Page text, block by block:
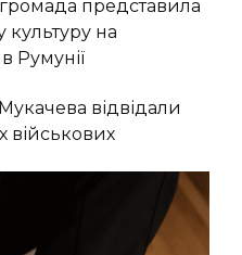
громада представила
культуру на
Румунії
відвідали
військових